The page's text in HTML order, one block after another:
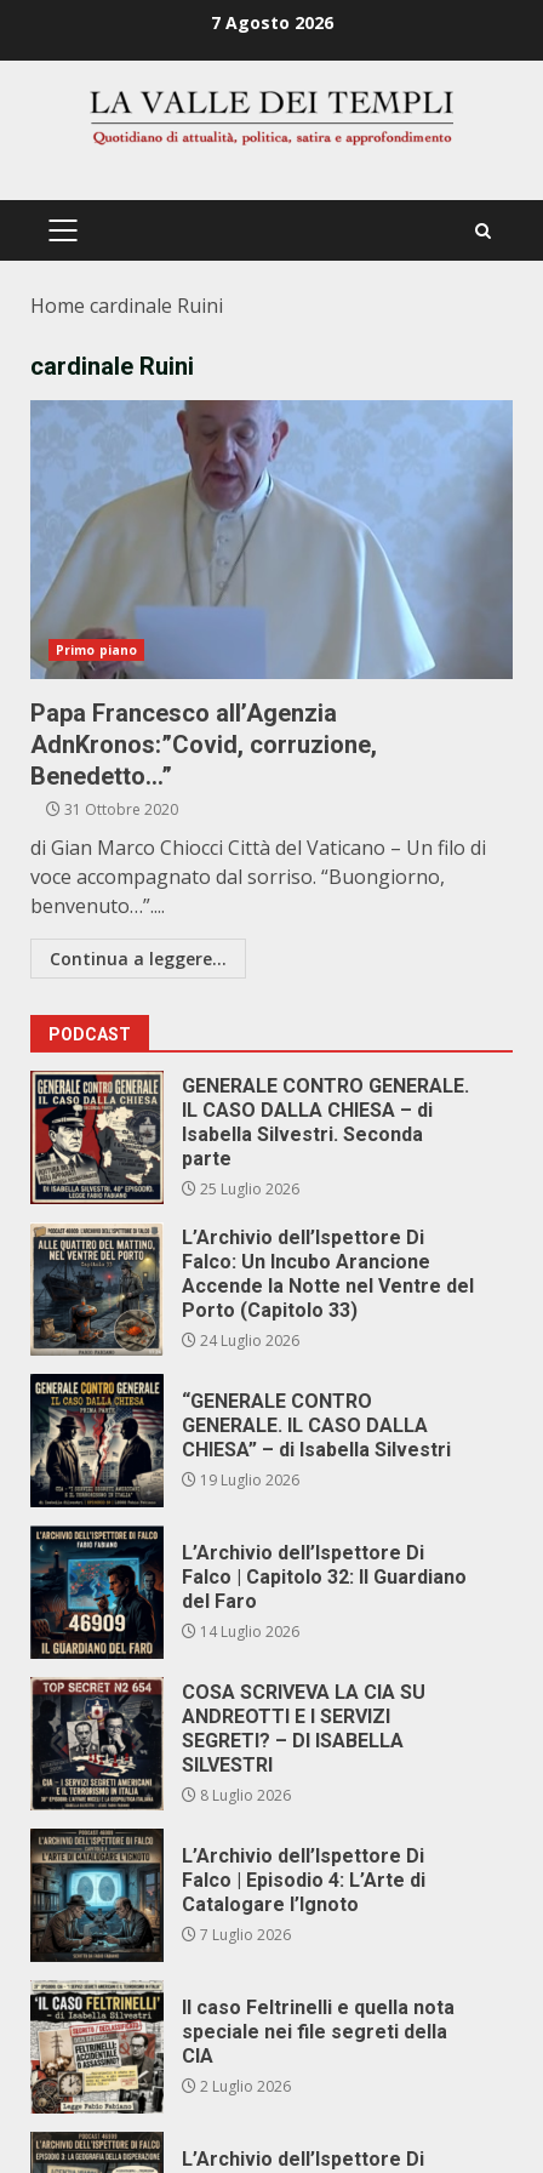
7 Agosto 2026
PRIMÄRES
Home cardinale Ruini
cardinale Ruini
Primo piano
Papa Francesco all’Agenzia
AdnKronos:”Covid, corruzione,
Benedetto…”
31 Ottobre 2020
di Gian Marco Chiocci Città del Vaticano – Un filo di
voce accompagnato dal sorriso. “Buongiorno,
benvenuto…”....
Continua a leggere...
PODCAST
GENERALE CONTRO GENERALE.
IL CASO DALLA CHIESA – di
Isabella Silvestri. Seconda
parte
25 Luglio 2026
L’Archivio dell’Ispettore Di
Falco: Un Incubo Arancione
Accende la Notte nel Ventre del
Porto (Capitolo 33)
24 Luglio 2026
“GENERALE CONTRO
GENERALE. IL CASO DALLA
CHIESA” – di Isabella Silvestri
19 Luglio 2026
L’Archivio dell’Ispettore Di
Falco | Capitolo 32: Il Guardiano
del Faro
14 Luglio 2026
COSA SCRIVEVA LA CIA SU
ANDREOTTI E I SERVIZI
SEGRETI? – DI ISABELLA
SILVESTRI
8 Luglio 2026
L’Archivio dell’Ispettore Di
Falco | Episodio 4: L’Arte di
Catalogare l’Ignoto
7 Luglio 2026
Il caso Feltrinelli e quella nota
speciale nei file segreti della
CIA
2 Luglio 2026
L’Archivio dell’Ispettore Di